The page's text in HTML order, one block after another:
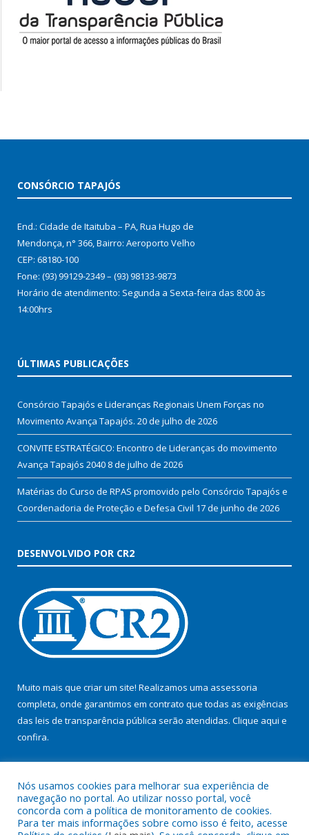
CONSÓRCIO TAPAJÓS
End.: Cidade de Itaituba – PA, Rua Hugo de
Mendonça, n° 366, Bairro: Aeroporto Velho
CEP: 68180-100
Fone: (93) 99129-2349 – (93) 98133-9873
Horário de atendimento: Segunda a Sexta-feira das 8:00 às
14:00hrs
ÚLTIMAS PUBLICAÇÕES
Consórcio Tapajós e Lideranças Regionais Unem Forças no
Movimento Avança Tapajós. 20 de julho de 2026
CONVITE ESTRATÉGICO: Encontro de Lideranças do movimento
Avança Tapajós 2040 8 de julho de 2026
Matérias do Curso de RPAS promovido pelo Consórcio Tapajós e
Coordenadoria de Proteção e Defesa Civil 17 de junho de 2026
DESENVOLVIDO POR CR2
Muito mais que criar um site! Realizamos uma assessoria
completa, onde garantimos em contrato que todas as exigências
das leis de transparência pública serão atendidas. Clique aqui e
confira.
Nós usamos cookies para melhorar sua experiência de
navegação no portal. Ao utilizar nosso portal, você
concorda com a política de monitoramento de cookies.
Para ter mais informações sobre como isso é feito, acesse